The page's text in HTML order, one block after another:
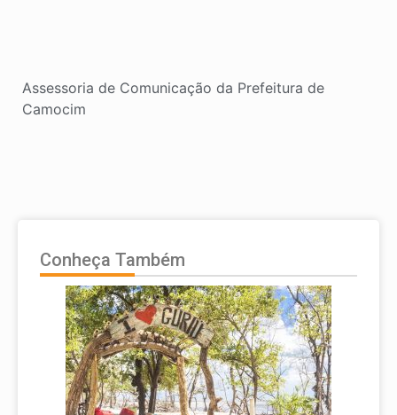
Assessoria de Comunicação da Prefeitura de
Camocim
Conheça Também